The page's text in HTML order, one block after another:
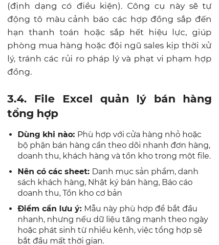
(định dạng có điều kiện). Công cụ này sẽ tự
động tô màu cảnh báo các hợp đồng sắp đến
hạn thanh toán hoặc sắp hết hiệu lực, giúp
phòng mua hàng hoặc đội ngũ sales kịp thời xử
lý, tránh các rủi ro pháp lý và phạt vi phạm hợp
đồng.
3.4. File Excel quản lý bán hàng
tổng hợp
Dùng khi nào: Phù hợp với cửa hàng nhỏ hoặc
bộ phận bán hàng cần theo dõi nhanh đơn hàng,
doanh thu, khách hàng và tồn kho trong một file.
Nên có các sheet: Danh mục sản phẩm, danh
sách khách hàng, Nhật ký bán hàng, Báo cáo
doanh thu, Tồn kho cơ bản
Điểm cần lưu ý: Mẫu này phù hợp để bắt đầu
nhanh, nhưng nếu dữ liệu tăng mạnh theo ngày
hoặc phát sinh từ nhiều kênh, việc tổng hợp sẽ
bắt đầu mất thời gian.